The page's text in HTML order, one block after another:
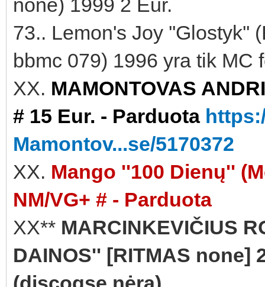
none) 1999 2 Eur.
73.. Lemon's Joy ''Glostyk''
bbmc 079) 1996 yra tik MC
XX. MAMONTOVAS
# 15 Eur. - Parduota
Mamontov...se/5170372
XX. Mango ''100 Dienų''
NM/VG+ # - Parduota
XX** MARCINKEVIČIUS
DAINOS'' [RITMAS none]